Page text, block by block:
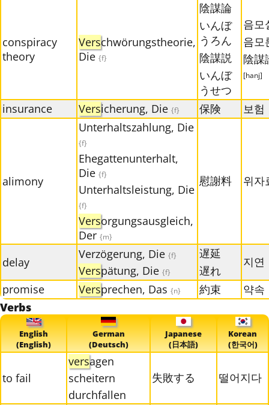
conspiracy
theory
Verschwörungstheorie,
Die {f}
陰謀論
いんぼ
うろん
陰謀説
いんぼ
うせつ
음모
음모
陰謀
[hanj]
insurance Versicherung, Die {f} 保険 보험
alimony
Unterhaltszahlung, Die
{f}
Ehegattenunterhalt,
Die {f}
Unterhaltsleistung, Die
{f}
Versorgungsausgleich,
Der {m}
慰謝料 위자
delay
Verzögerung, Die {f}
Verspätung, Die {f}
遅延
遅れ
지연
promise
Versprechen, Das {n} 約束 약속
Verbs
English
(English)
German
(Deutsch)
Japanese
(日本語)
Korean
(한국어)
to fail
versagen
scheitern
durchfallen
失敗する 떨어지다